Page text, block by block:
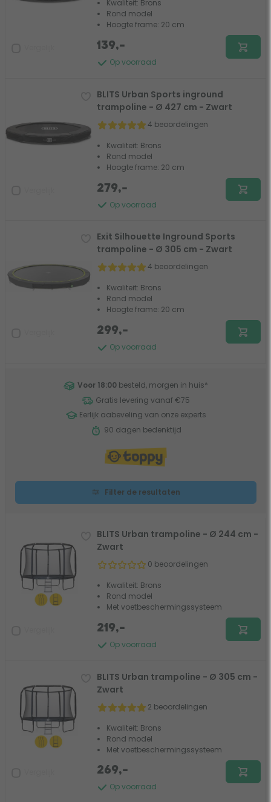
Kwaliteit: Brons
Rond model
Hoogte frame: 20 cm
Op voorraad
139,-
BLITS Urban Sports inground
trampoline - Ø 427 cm - Zwart
4 beoordelingen
Kwaliteit: Brons
Rond model
Hoogte frame: 20 cm
Op voorraad
279,-
Exit Silhouette Inground Sports
trampoline - Ø 305 cm - Zwart
4 beoordelingen
Kwaliteit: Brons
Rond model
Hoogte frame: 20 cm
Op voorraad
299,-
Voor 18:00 besteld, morgen in huis*
Gratis levering vanaf €75
Eerlijk aabeveling van onze experts
90 dagen bedenktijd
Filter de resultaten
BLITS Urban trampoline - Ø 244 cm -
Zwart
0 beoordelingen
Kwaliteit: Brons
Rond model
Met voetbeschermingssysteem
Op voorraad
219,-
BLITS Urban trampoline - Ø 305 cm -
Zwart
2 beoordelingen
Kwaliteit: Brons
Rond model
Met voetbeschermingssysteem
Op voorraad
269,-